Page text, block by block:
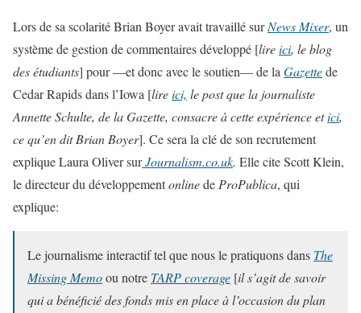
Lors de sa scolarité Brian Boyer avait travaillé surNews Mixer, un
système de gestion de commentaires développé [lireici, le blog
des étudiants] pour —et donc avec le soutien— de laGazettede
Cedar Rapids dans l’Iowa [lireici, le post que la journaliste
Annette Schulte, de la Gazette, consacre à cette expérience etici,
ce qu’en dit Brian Boyer]. Ce sera la clé de son recrutement
explique Laura Oliver surJournalism.co.uk. Elle cite Scott Klein,
le directeur du développementonlinedeProPublica, qui
explique:
Le journalisme interactif tel que nous le pratiquons dans The
Missing Memoou notre TARP coverage [il s’agit de savoir
qui a bénéficié des fonds mis en place à l’occasion du plan